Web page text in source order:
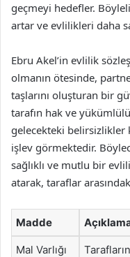
geçmeyi hedefler.
artar ve evlilikleri daha
Ebru Akel’in evlilik
olmanın ötesinde,
taşlarını oluşturan bir
tarafın hak ve
gelecekteki belirsizlikler
işlev görmektedir.
sağlıklı ve mutlu bir
atarak, taraflar
Madde
Mal Varlığı